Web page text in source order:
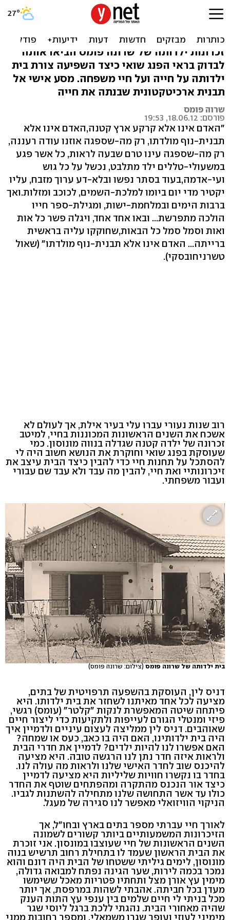
פנג שואי של ילדות: תבנית
זכרונות ילדותה של שרונה פומס הביאו אותה
לבדוק בראי הפנג שואי כיצד השפיעה צורת בית
ילדותה על חייה ועל חיי משפחה. מסע אישי אל
תבנית ארכיטקטונית שבנתה את חייה
שרוה פומס
פורסם: 18.06.12, 19:53
"האדם אינו אלא קרקע ארץ קטנה,האדם אינו אלא
תבנית-נוף מולדתו, רק מה-שספגה אוזנו עודה רעננה,
רק מה-שספגה עינו טרם שבעה לראות, כל אשר פגע
במשעולי-טללים ילד מתלבט, נכשל על כל גוש
ועי-אדמה,בעוד בסתר נפשו ובלא-דע ערוך מזבח, עליו
יקטיר מדי יום ביומו למלכת-השמים, לכוכב ומזלות.ואך
ברבות הימים ובמלחמת-ישות, ומגילת-ספר חייו
הולכה מתפרשת... ובאו אחד אחד, ויגלה פשר כל אות
ואות וסמל סמל כל הבאות,שחוקקו עליה בראשית
ברייתה... האדם אינו אלא תבנית-נוף מולדתו" (שאול
טשרניחובסקי).
רוב שנות נעורי עברו עלי בעיר אילת, אך לעולם לא
אשכח את השנים הראשונות המכוננות בחיי, למיטב
זכרונה של ילדה קטנה שגדלה בנווה מונוסון. כמי
שעוסקת בפנג שואי וחוקרת את הנושא חשוב היה לי
להסתכל על תחנות חיי כדי להבין כיצד הבית עיצב את
זיכרונותיי ואת חיי, להבין מה עבד ולא עבד שם עבורי
ועבור משפחתי.
בית ילדותה של שרונה פומס(צילום: שרונה פומס)
דניס לין, העוסקת בהשפעה תרפויטית של בתים,
מציעה לכל אחד מאיתנו לשחזר את בית ילדותו. היא
פיתחה שיטה המאפשרת לנקות "קלטר" (עומס) רגשי,
פיזי ומנטלי הגורם לעייפות ולתקיעות כדי ליצור חיים
שאוהבים. דניס לין ממליצה לעצום עיניים ולדמיין איך
היה בית ילדותינו, האם היה בו כאב, כעס או שמחה?
האם אפשרו לנו להיות ילדים? לדמיין את חדרי הבית
ולראות איזה חדר נתן לנו הרגשה טובה. היא מציעה
להיכנס שוב לחדר האישי שלנו ולראות מה עולה לנו.
בחדר בו נקשרו חוויות שליליות היא מציעה לדמיין
כיצד אור הנכנס מהתקרה ומהפתחים שוטף את החדר
כולו עד אשר התחושה שלנו מתחילה להשתנות לגביו.
הניקוי הוויזואלי מאפשר לנו סגירה של מעגל.
לאורך חיי עברתי מספר בתים בארץ ובחו"ל, אך
הזיכרונות המשמעותיים ביותר קשורים לשמונה
השנים הראשונות של חיי שעוצבו במונסון. אני זוכרת
את הבית הראשון שעמד לו בתחילת רחוב תרשיש בנוה
מונוסון, לימים גיליתי ששטחו של הבית היה דונם והוא
נמכר בכמה לירות, שער הגינה נפתח למבואה גדולה,
מימין עץ אורן מצל ותחתיו פטריות מאכל ששימשו
מעדן בכל חביתה. אהבתי לשהות במרפסת, אך יותר
מכל בניתי לי חיים שלמים בין ענפי עץ התות הענק
שהיה מאחורי הבית. נהגתי ללכת ברגל ליוסי שגר
מימיני לעוזי ועופר שגרו משמאלי, ומספר רחובות ממני